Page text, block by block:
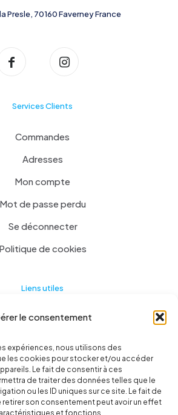
le consentement
expériences, nous utilisons des
les cookies pour stocker et/ou accéder
Le fait de consentir à ces
de traiter des données telles que le
ou les ID uniques sur ce site. Le fait de
retirer son consentement peut avoir un effet
et fonctions.
Presle, 70160 Faverney France
Services Clients
Commandes
Adresses
Mon compte
Mot de passe perdu
Se déconnecter
Politique de cookies
Liens utiles
Actualités
A propos
Contact
Ma liste